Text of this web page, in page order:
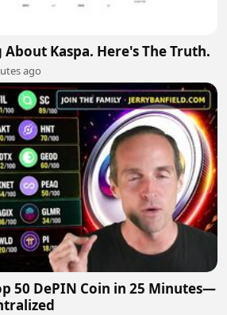
Kaspa. Here's The Truth.
ago
50 DePIN Coin in 25 Minutes—